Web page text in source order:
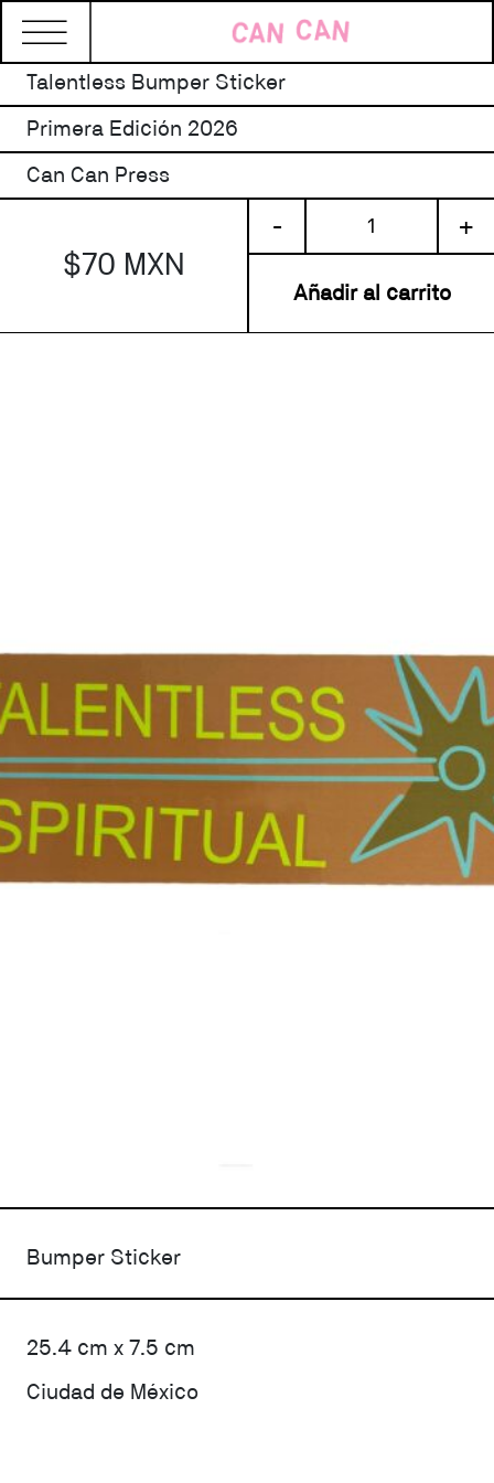
Talentless Bumper Sticker
Primera Edición 2026
Can Can Press
$70 MXN
cantidad
- +
Añadir al carrito
Bumper Sticker
25.4 cm x 7.5 cm
Ciudad de México